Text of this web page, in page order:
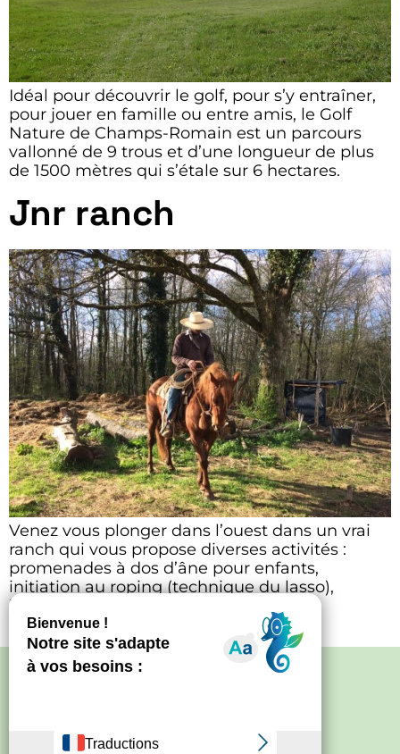
Idéal pour découvrir le golf, pour s’y entraîner,
pour jouer en famille ou entre amis, le Golf
Nature de Champs-Romain est un parcours
vallonné de 9 trous et d’une longueur de plus
de 1500 mètres qui s’étale sur 6 hectares.
Jnr ranch
Venez vous plonger dans l’ouest dans un vrai
ranch qui vous propose diverses activités :
promenades à dos d’âne pour enfants,
initiation au roping (technique du lasso),
initiation au travail du bétail à cheval,
spectacles équestres, stages de forge.
Politique de confidentialité
Mentions